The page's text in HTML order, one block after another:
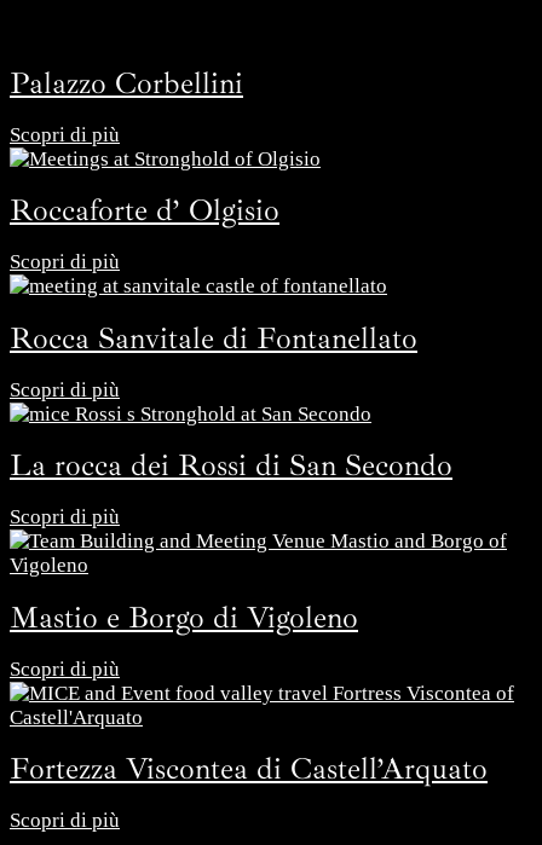
Palazzo Corbellini
Scopri di più
Roccaforte d’ Olgisio
Scopri di più
Rocca Sanvitale di Fontanellato
Scopri di più
La rocca dei Rossi di San Secondo
Scopri di più
Mastio e Borgo di Vigoleno
Scopri di più
Fortezza Viscontea di Castell’Arquato
Scopri di più